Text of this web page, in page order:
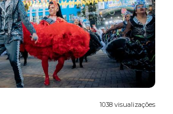
1038 visualizações